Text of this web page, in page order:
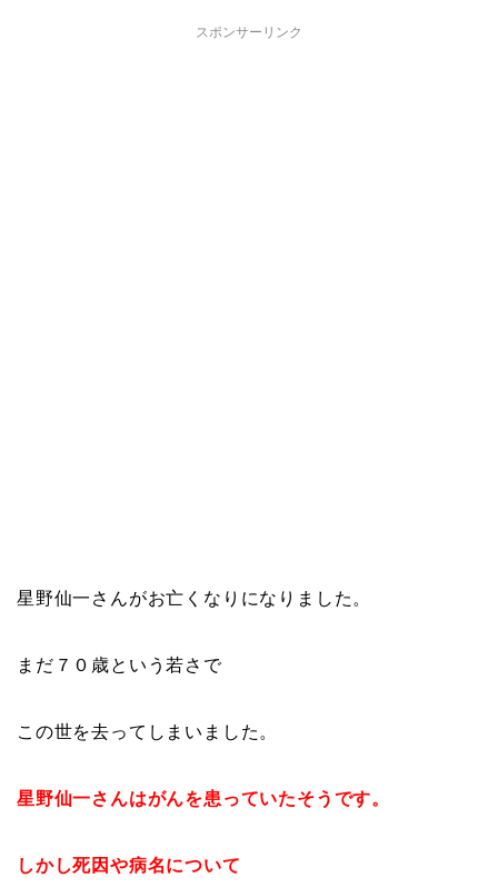
スポンサーリンク
星野仙一さんがお亡くなりになりました。
まだ７０歳という若さで
この世を去ってしまいました。
星野仙一さんはがんを患っていたそうです。
しかし死因や病名について